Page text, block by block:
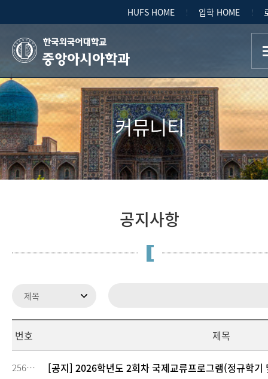
HUFS HOME 입학 HOME
중앙아시아학과
커뮤니티
공지사항
번호 제목
256232 [공지] 2026학년도 2회차 국제교류프로그램(정규학기